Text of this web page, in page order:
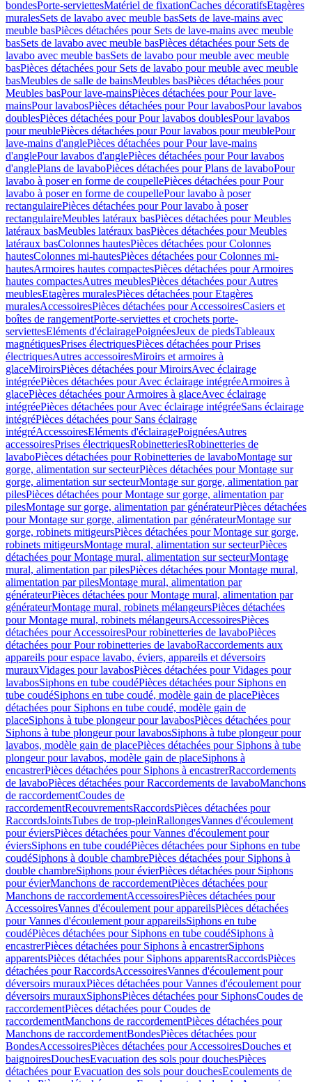
bondesPorte-serviettesMatériel de fixationCaches décoratifsEtagères
muralesSets de lavabo avec meuble basSets de lave-mains avec
meuble basPièces détachées pour Sets de lave-mains avec meuble
basSets de lavabo avec meuble basPièces détachées pour Sets de
lavabo avec meuble basSets de lavabo pour meuble avec meuble
basPièces détachées pour Sets de lavabo pour meuble avec meuble
basMeubles de salle de bainsMeubles basPièces détachées pour
Meubles basPour lave-mainsPièces détachées pour Pour lave-
mainsPour lavabosPièces détachées pour Pour lavabosPour lavabos
doublesPièces détachées pour Pour lavabos doublesPour lavabos
pour meublePièces détachées pour Pour lavabos pour meublePour
lave-mains d'anglePièces détachées pour Pour lave-mains
d'anglePour lavabos d'anglePièces détachées pour Pour lavabos
d'anglePlans de lavaboPièces détachées pour Plans de lavaboPour
lavabo à poser en forme de coupellePièces détachées pour Pour
lavabo à poser en forme de coupellePour lavabo à poser
rectangulairePièces détachées pour Pour lavabo à poser
rectangulaireMeubles latéraux basPièces détachées pour Meubles
latéraux basMeubles latéraux basPièces détachées pour Meubles
latéraux basColonnes hautesPièces détachées pour Colonnes
hautesColonnes mi-hautesPièces détachées pour Colonnes mi-
hautesArmoires hautes compactesPièces détachées pour Armoires
hautes compactesAutres meublesPièces détachées pour Autres
meublesEtagères muralesPièces détachées pour Etagères
muralesAccessoiresPièces détachées pour AccessoiresCasiers et
boîtes de rangementPorte-serviettes et crochets porte-
serviettesEléments d'éclairagePoignéesJeux de piedsTableaux
magnétiquesPrises électriquesPièces détachées pour Prises
électriquesAutres accessoiresMiroirs et armoires à
glaceMiroirsPièces détachées pour MiroirsAvec éclairage
intégréePièces détachées pour Avec éclairage intégréeArmoires à
glacePièces détachées pour Armoires à glaceAvec éclairage
intégréePièces détachées pour Avec éclairage intégréeSans éclairage
intégréPièces détachées pour Sans éclairage
intégréAccessoiresEléments d'éclairagePoignéesAutres
accessoiresPrises électriquesRobinetteriesRobinetteries de
lavaboPièces détachées pour Robinetteries de lavaboMontage sur
gorge, alimentation sur secteurPièces détachées pour Montage sur
gorge, alimentation sur secteurMontage sur gorge, alimentation par
pilesPièces détachées pour Montage sur gorge, alimentation par
pilesMontage sur gorge, alimentation par générateurPièces détachées
pour Montage sur gorge, alimentation par générateurMontage sur
gorge, robinets mitigeursPièces détachées pour Montage sur gorge,
robinets mitigeursMontage mural, alimentation sur secteurPièces
détachées pour Montage mural, alimentation sur secteurMontage
mural, alimentation par pilesPièces détachées pour Montage mural,
alimentation par pilesMontage mural, alimentation par
générateurPièces détachées pour Montage mural, alimentation par
générateurMontage mural, robinets mélangeursPièces détachées
pour Montage mural, robinets mélangeursAccessoiresPièces
détachées pour AccessoiresPour robinetteries de lavaboPièces
détachées pour Pour robinetteries de lavaboRaccordements aux
appareils pour espace lavabo, éviers, appareils et déversoirs
murauxVidages pour lavabosPièces détachées pour Vidages pour
lavabosSiphons en tube coudéPièces détachées pour Siphons en
tube coudéSiphons en tube coudé, modèle gain de placePièces
détachées pour Siphons en tube coudé, modèle gain de
placeSiphons à tube plongeur pour lavabosPièces détachées pour
Siphons à tube plongeur pour lavabosSiphons à tube plongeur pour
lavabos, modèle gain de placePièces détachées pour Siphons à tube
plongeur pour lavabos, modèle gain de placeSiphons à
encastrerPièces détachées pour Siphons à encastrerRaccordements
de lavaboPièces détachées pour Raccordements de lavaboManchons
de raccordementCoudes de
raccordementRecouvrementsRaccordsPièces détachées pour
RaccordsJointsTubes de trop-pleinRallongesVannes d'écoulement
pour éviersPièces détachées pour Vannes d'écoulement pour
éviersSiphons en tube coudéPièces détachées pour Siphons en tube
coudéSiphons à double chambrePièces détachées pour Siphons à
double chambreSiphons pour évierPièces détachées pour Siphons
pour évierManchons de raccordementPièces détachées pour
Manchons de raccordementAccessoiresPièces détachées pour
AccessoiresVannes d'écoulement pour appareilsPièces détachées
pour Vannes d'écoulement pour appareilsSiphons en tube
coudéPièces détachées pour Siphons en tube coudéSiphons à
encastrerPièces détachées pour Siphons à encastrerSiphons
apparentsPièces détachées pour Siphons apparentsRaccordsPièces
détachées pour RaccordsAccessoiresVannes d'écoulement pour
déversoirs murauxPièces détachées pour Vannes d'écoulement pour
déversoirs murauxSiphonsPièces détachées pour SiphonsCoudes de
raccordementPièces détachées pour Coudes de
raccordementManchons de raccordementPièces détachées pour
Manchons de raccordementBondesPièces détachées pour
BondesAccessoiresPièces détachées pour AccessoiresDouches et
baignoiresDouchesEvacuation des sols pour douchesPièces
détachées pour Evacuation des sols pour douchesEcoulements de